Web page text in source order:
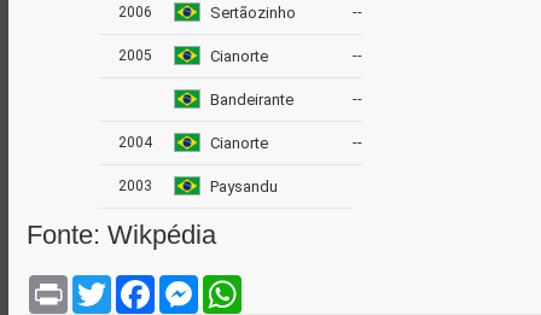
2006 Sertãozinho --
2005 Cianorte --
Bandeirante --
2004 Cianorte --
2003 Paysandu
Fonte: Wikpédia
P
T
w
F
M
W